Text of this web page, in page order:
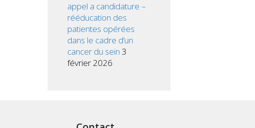
appel a candidature –
rééducation des
patientes opérées
dans le cadre d’un
cancer du sein 3
février 2026